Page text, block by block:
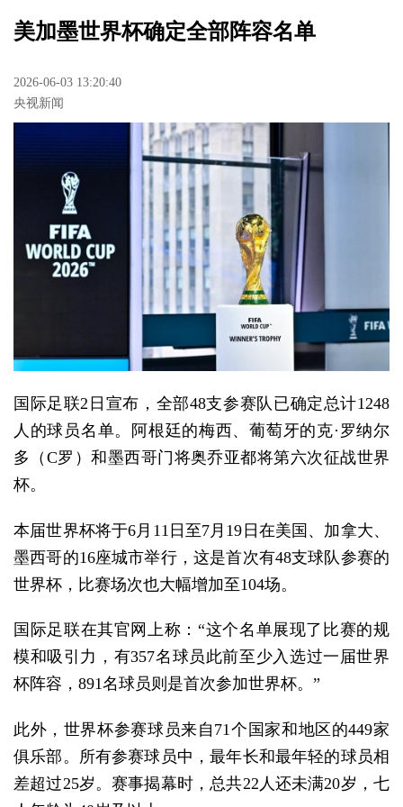
美加墨世界杯确定全部阵容名单
2026-06-03 13:20:40
央视新闻
国际足联2日宣布，全部48支参赛队已确定总计1248
人的球员名单。阿根廷的梅西、葡萄牙的克·罗纳尔
多（C罗）和墨西哥门将奥乔亚都将第六次征战世界
杯。
本届世界杯将于6月11日至7月19日在美国、加拿大、
墨西哥的16座城市举行，这是首次有48支球队参赛的
世界杯，比赛场次也大幅增加至104场。
国际足联在其官网上称：“这个名单展现了比赛的规
模和吸引力，有357名球员此前至少入选过一届世界
杯阵容，891名球员则是首次参加世界杯。”
此外，世界杯参赛球员来自71个国家和地区的449家
俱乐部。所有参赛球员中，最年长和最年轻的球员相
差超过25岁。赛事揭幕时，总共22人还未满20岁，七